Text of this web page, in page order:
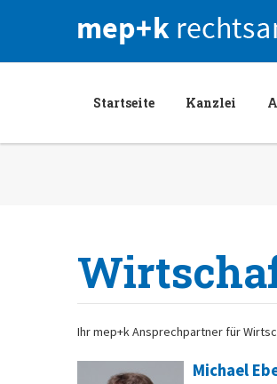
Startseite Kanzlei
Ihr mep+k Ansprechpartner für
Michael